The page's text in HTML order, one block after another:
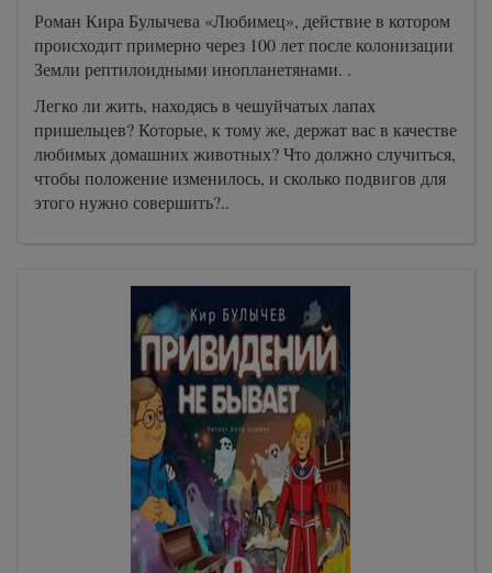
Роман Кира Булычева «Любимец», действие в котором
происходит примерно через 100 лет после колонизации
Земли рептилоидными инопланетянами. .
Легко ли жить, находясь в чешуйчатых лапах
пришельцев? Которые, к тому же, держат вас в качестве
любимых домашних животных? Что должно случиться,
чтобы положение изменилось, и сколько подвигов для
этого нужно совершить?..